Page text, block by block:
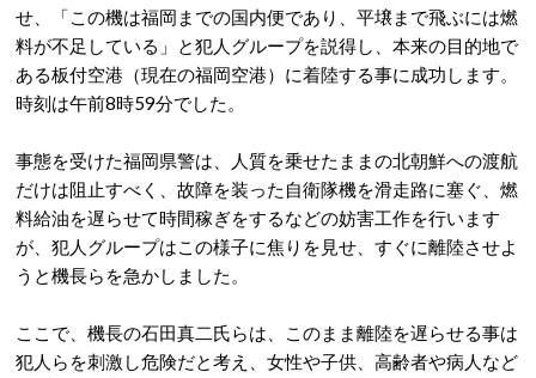
せ、「この機は福岡までの国内便であり、平壌まで飛ぶには燃
料が不足している」と犯人グループを説得し、本来の目的地で
ある板付空港（現在の福岡空港）に着陸する事に成功します。
時刻は午前8時59分でした。
事態を受けた福岡県警は、人質を乗せたままの北朝鮮への渡航
だけは阻止すべく、故障を装った自衛隊機を滑走路に塞ぐ、燃
料給油を遅らせて時間稼ぎをするなどの妨害工作を行います
が、犯人グループはこの様子に焦りを見せ、すぐに離陸させよ
うと機長らを急かしました。
ここで、機長の石田真二氏らは、このまま離陸を遅らせる事は
犯人らを刺激し危険だと考え、女性や子供、高齢者や病人など